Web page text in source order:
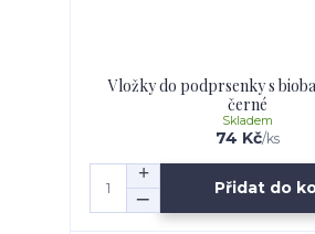
Vložky do podprsenky s
černé
74 Kč/ks
Skladem
Přidat do